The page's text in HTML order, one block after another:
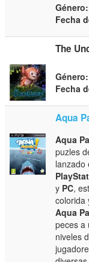
Género:
Fecha
The
Género:
Fecha
Aqua
Aqua
puzles
lanzado
y PC,
colorida
Aqua
peces a
niveles